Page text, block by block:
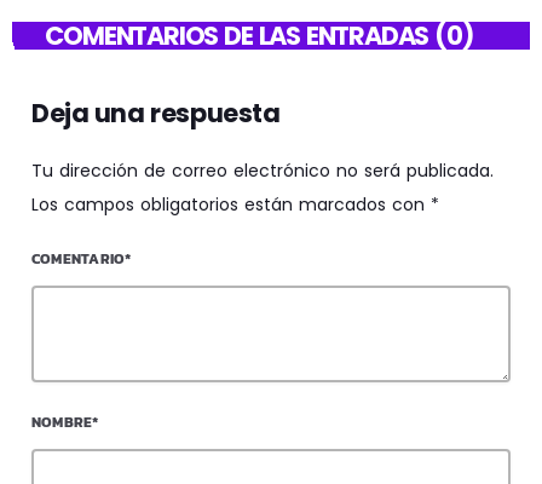
COMENTARIOS DE LAS ENTRADAS (0)
Deja una respuesta
Tu dirección de correo electrónico no será publicada.
Los campos obligatorios están marcados con *
COMENTARIO*
NOMBRE*